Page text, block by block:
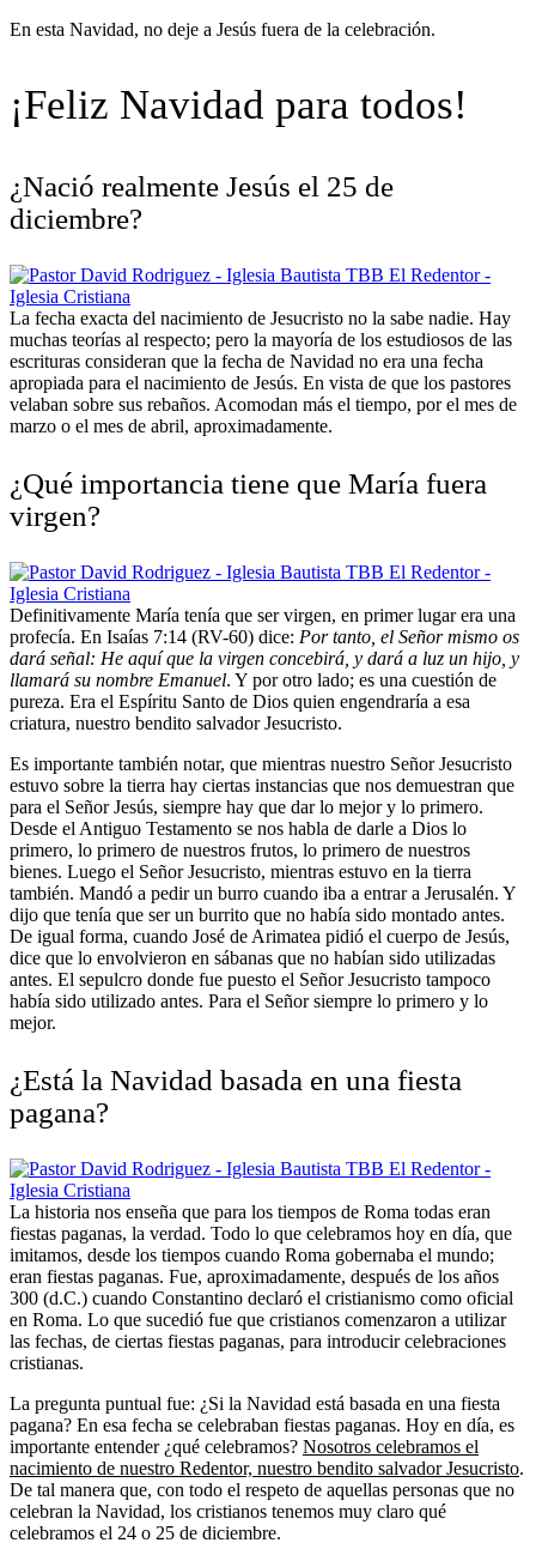
En esta Navidad, no deje a Jesús fuera de la celebración.
¡Feliz Navidad para todos!
¿Nació realmente Jesús el 25 de
diciembre?
La fecha exacta del nacimiento de Jesucristo no la sabe nadie. Hay
muchas teorías al respecto; pero la mayoría de los estudiosos de las
escrituras consideran que la fecha de Navidad no era una fecha
apropiada para el nacimiento de Jesús. En vista de que los pastores
velaban sobre sus rebaños. Acomodan más el tiempo, por el mes de
marzo o el mes de abril, aproximadamente.
¿Qué importancia tiene que María fuera
virgen?
Definitivamente María tenía que ser virgen, en primer lugar era una
profecía. En Isaías 7:14 (RV-60) dice: Por tanto, el Señor mismo os
dará señal: He aquí que la virgen concebirá, y dará a luz un hijo, y
llamará su nombre Emanuel. Y por otro lado; es una cuestión de
pureza. Era el Espíritu Santo de Dios quien engendraría a esa
criatura, nuestro bendito salvador Jesucristo.
Es importante también notar, que mientras nuestro Señor Jesucristo
estuvo sobre la tierra hay ciertas instancias que nos demuestran que
para el Señor Jesús, siempre hay que dar lo mejor y lo primero.
Desde el Antiguo Testamento se nos habla de darle a Dios lo
primero, lo primero de nuestros frutos, lo primero de nuestros
bienes. Luego el Señor Jesucristo, mientras estuvo en la tierra
también. Mandó a pedir un burro cuando iba a entrar a Jerusalén. Y
dijo que tenía que ser un burrito que no había sido montado antes.
De igual forma, cuando José de Arimatea pidió el cuerpo de Jesús,
dice que lo envolvieron en sábanas que no habían sido utilizadas
antes. El sepulcro donde fue puesto el Señor Jesucristo tampoco
había sido utilizado antes. Para el Señor siempre lo primero y lo
mejor.
¿Está la Navidad basada en una fiesta
pagana?
La historia nos enseña que para los tiempos de Roma todas eran
fiestas paganas, la verdad. Todo lo que celebramos hoy en día, que
imitamos, desde los tiempos cuando Roma gobernaba el mundo;
eran fiestas paganas. Fue, aproximadamente, después de los años
300 (d.C.) cuando Constantino declaró el cristianismo como oficial
en Roma. Lo que sucedió fue que cristianos comenzaron a utilizar
las fechas, de ciertas fiestas paganas, para introducir celebraciones
cristianas.
La pregunta puntual fue: ¿Si la Navidad está basada en una fiesta
pagana? En esa fecha se celebraban fiestas paganas. Hoy en día, es
importante entender ¿qué celebramos? Nosotros celebramos el
nacimiento de nuestro Redentor, nuestro bendito salvador Jesucristo.
De tal manera que, con todo el respeto de aquellas personas que no
celebran la Navidad, los cristianos tenemos muy claro qué
celebramos el 24 o 25 de diciembre.